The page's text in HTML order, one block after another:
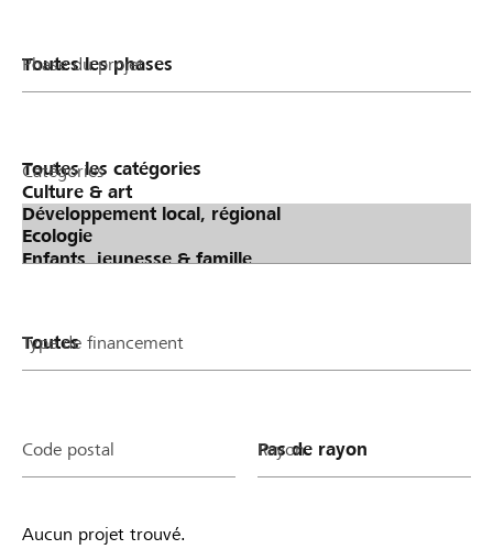
Phase du projet
Catégories
Type de financement
Code postal Rayon
Aucun projet trouvé.